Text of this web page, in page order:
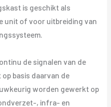
is geschikt als
unit of voor uitbreiding van
de signalen van de
basis daarvan de
worden gewerkt op
, infra- en